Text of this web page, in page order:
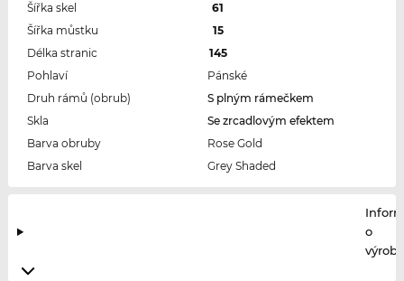
Šířka skel
61
Šířka můstku
15
Délka stranic
145
Pohlaví
Pánské
Druh rámů (obrub)
S plným rámečkem
Skla
Se zrcadlovým efektem
Barva obruby
Rose Gold
Barva skel
Grey Shaded
o